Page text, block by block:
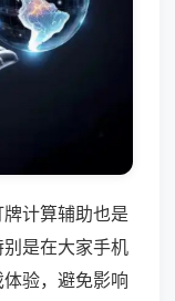
计算辅助也是
是在大家手机
验，避免影响